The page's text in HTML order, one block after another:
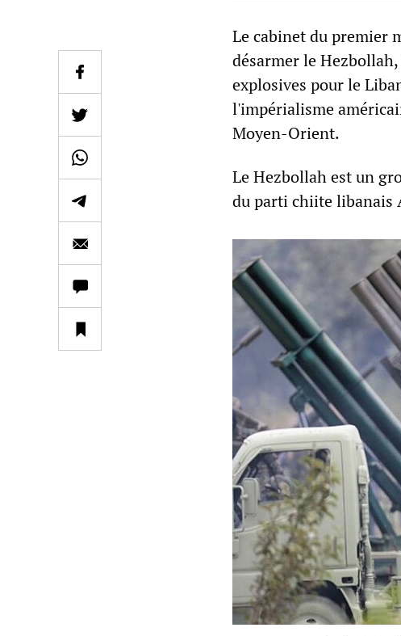
Le cabinet du premier
désarmer le
explosives pour le
l'impérialisme
Moyen-Orient.
Le Hezbollah est un
du parti chiite libanais